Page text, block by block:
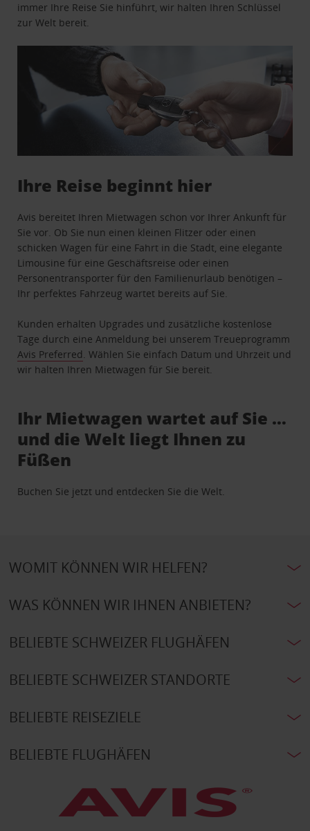
immer Ihre Reise Sie hinführt, wir halten Ihren Schlüssel
zur Welt bereit.
Ihre Reise beginnt hier
Avis bereitet Ihren Mietwagen schon vor Ihrer Ankunft für
Sie vor. Ob Sie nun einen kleinen Flitzer oder einen
schicken Wagen für eine Fahrt in die Stadt, eine elegante
Limousine für eine Geschäftsreise oder einen
Personentransporter für den Familienurlaub benötigen –
Ihr perfektes Fahrzeug wartet bereits auf Sie.
Kunden erhalten Upgrades und zusätzliche kostenlose
Tage durch eine Anmeldung bei unserem Treueprogramm
Avis Preferred . Wählen Sie einfach Datum und Uhrzeit und
wir halten Ihren Mietwagen für Sie bereit.
Ihr Mietwagen wartet auf Sie …
und die Welt liegt Ihnen zu
Füßen
Buchen Sie jetzt und entdecken Sie die Welt.
WOMIT KÖNNEN WIR HELFEN?
WAS KÖNNEN WIR IHNEN ANBIETEN?
BELIEBTE SCHWEIZER FLUGHÄFEN
BELIEBTE SCHWEIZER STANDORTE
BELIEBTE REISEZIELE
BELIEBTE FLUGHÄFEN